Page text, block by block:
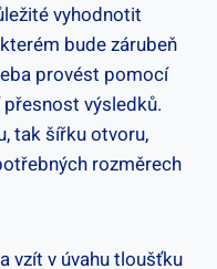
vyhodnotit
bude zárubeň
provést pomocí
výsledků.
tak šířku otvoru,
rozměrech
vzít v úvahu tloušťku